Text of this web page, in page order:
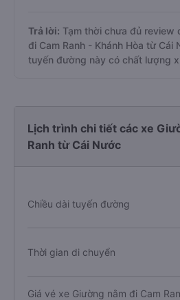
Trả lời: Tạm thời chưa đủ review
đi Cam Ranh - Khánh Hòa từ Cái
tuyến đường này có chất lượng
Lịch trình chi tiết các xe
Ranh từ Cái Nước
Chiều dài tuyến đường
Thời gian di chuyển
Giá vé xe Giường nằm đi Cam